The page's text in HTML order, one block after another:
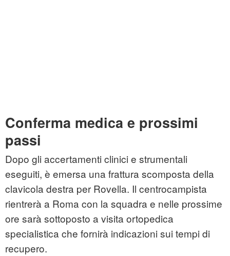
Conferma medica e prossimi
passi
Dopo gli accertamenti clinici e strumentali
eseguiti, è emersa una frattura scomposta della
clavicola destra per Rovella. Il centrocampista
rientrerà a Roma con la squadra e nelle prossime
ore sarà sottoposto a visita ortopedica
specialistica che fornirà indicazioni sui tempi di
recupero.